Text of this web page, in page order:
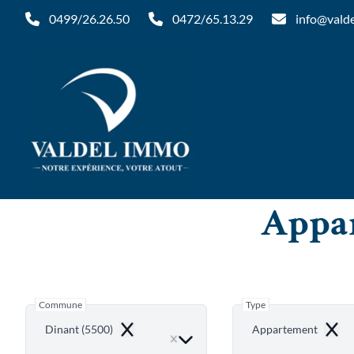
Aller au contenu principal
0499/26.26.50 0472/65.13.29
Commune
Dinant (5500)
Remove
Type
Appartement